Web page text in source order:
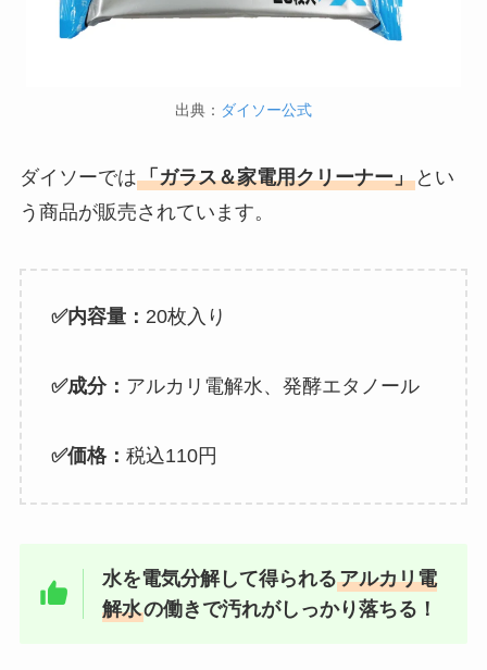
出典： ダイソー公式
ダイソーでは「ガラス＆家電用クリーナー」とい
う商品が販売されています。
✅内容量： 20枚入り
✅成分： アルカリ電解水、発酵エタノール
✅価格： 税込110円
水を電気分解して得られるアルカリ電
解水の働きで汚れがしっかり落ちる！